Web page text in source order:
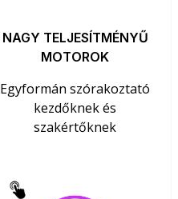
NAGY TELJESÍTMÉNYŰ
MOTOROK
Egyformán szórakoztató
kezdőknek és
szakértőknek